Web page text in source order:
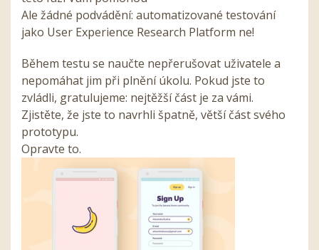
Ale žádné podvádění: automatizované testování
jako User Experience Research Platform ne!
Během testu se naučte nepřerušovat uživatele a
nepomáhat jim při plnění úkolu. Pokud jste to
zvládli, gratulujeme: nejtěžší část je za vámi.
Zjistěte, že jste to navrhli špatně, větší část svého
prototypu.
Opravte to.